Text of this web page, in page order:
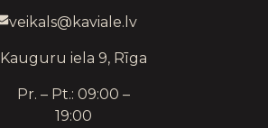
veikals@kaviale.lv
Kauguru iela 9, Rīga
Pr. – Pt.: 09:00 –
19:00